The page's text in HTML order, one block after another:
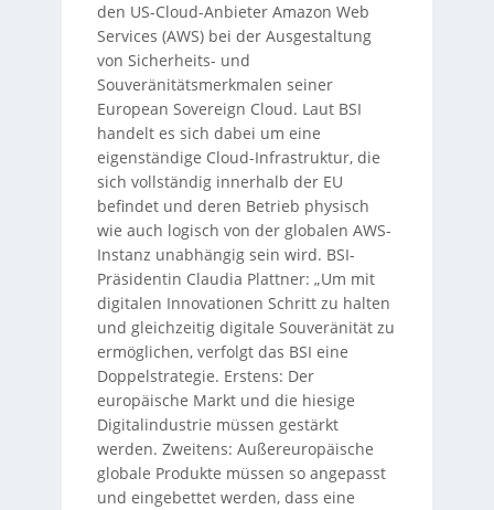
den US-Cloud-Anbieter Amazon Web
Services (AWS) bei der Ausgestaltung
von Sicherheits- und
Souveränitätsmerkmalen seiner
European Sovereign Cloud. Laut BSI
handelt es sich dabei um eine
eigenständige Cloud-Infrastruktur, die
sich vollständig innerhalb der EU
befindet und deren Betrieb physisch
wie auch logisch von der globalen AWS-
Instanz unabhängig sein wird. BSI-
Präsidentin Claudia Plattner: „Um mit
digitalen Innovationen Schritt zu halten
und gleichzeitig digitale Souveränität zu
ermöglichen, verfolgt das BSI eine
Doppelstrategie. Erstens: Der
europäische Markt und die hiesige
Digitalindustrie müssen gestärkt
werden. Zweitens: Außereuropäische
globale Produkte müssen so angepasst
und eingebettet werden, dass eine